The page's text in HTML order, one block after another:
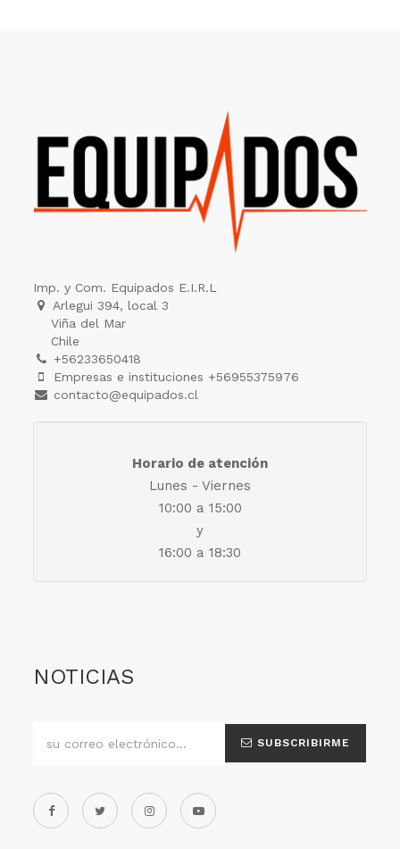
Imp. y Com. Equipados E.I.R.L
Arlegui 394, local 3
Viña del Mar
Chile
+56233650418
Empresas e instituciones +56955375976
contacto@equipados.cl
Horario de atención
Lunes - Viernes
10:00 a 15:00
y
16:00 a 18:30
NOTICIAS
SUBSCRIBIRME